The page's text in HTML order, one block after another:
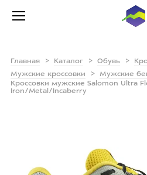
Главная Каталог Обувь
Мужские кроссовки
Мужские
Кроссовки мужские Salomon Ultra
Iron/Metal/Incaberry